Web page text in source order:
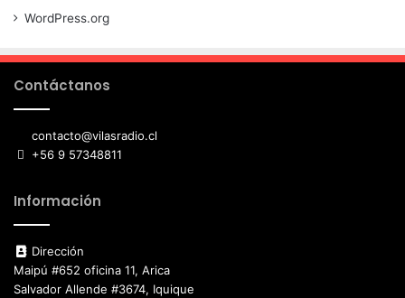
WordPress.org
Contáctanos
contacto@vilasradio.cl
+56 9 57348811
Información
Dirección
Maipú #652 oficina 11, Arica
Salvador Allende #3674, Iquique